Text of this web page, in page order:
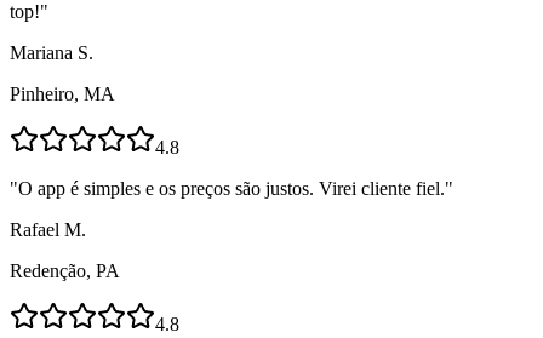
top!"
Mariana S.
Pinheiro, MA
4.8
"O app é simples e os preços são justos. Virei cliente fiel."
Rafael M.
Redenção, PA
4.8